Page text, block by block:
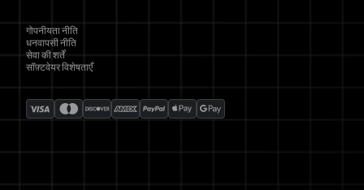
गोपनीयता नीति
धनवापसी नीति
सेवा की शर्तें
सॉफ़्टवेयर विशेषताएँ